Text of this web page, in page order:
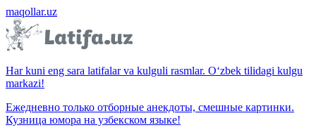
maqollar.uz
Har kuni eng sara latifalar va kulguli rasmlar. O‘zbek tilidagi kulgu
markazi!
Ежедневно только отборные анекдоты, смешные картинки.
Кузница юмора на узбекском языке!